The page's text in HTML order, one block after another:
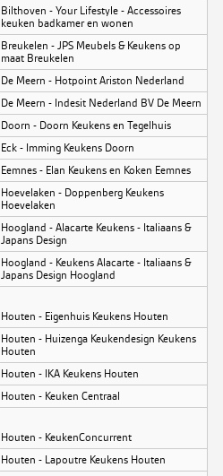
Bilthoven - Your Lifestyle - Accessoires
keuken badkamer en wonen
Breukelen - JPS Meubels & Keukens op
maat Breukelen
De Meern - Hotpoint Ariston Nederland
De Meern - Indesit Nederland BV De Meern
Doorn - Doorn Keukens en Tegelhuis
Eck - Imming Keukens Doorn
Eemnes - Elan Keukens en Koken Eemnes
Hoevelaken - Doppenberg Keukens
Hoevelaken
Hoogland - Alacarte Keukens - Italiaans &
Japans Design
Hoogland - Keukens Alacarte - Italiaans &
Japans Design Hoogland
Houten - Eigenhuis Keukens Houten
Houten - Huizenga Keukendesign Keukens
Houten
Houten - IKA Keukens Houten
Houten - Keuken Centraal
Houten - KeukenConcurrent
Houten - Lapoutre Keukens Houten